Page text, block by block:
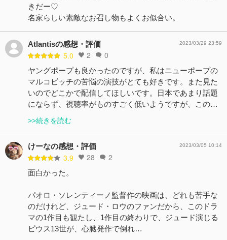
きだー♡
名家らしい素敵なお召し物もよくお似合い。
Atlantisの感想・評価
5.0 2 0
2023/03/29 23:59
ヤングポープも良かったのですが、私はニューポープの
マルコビッチの苦悩の演技がとても好きです。また見た
いのでどこかで配信してほしいです。日本であまり話題
にならず、視聴率がものすごく低いようですが、この…
>>続きを読む
けーなの感想・評価
3.9 28 2
2023/03/05 10:14
面白かった。
パオロ・ソレンティーノ監督作の映画は、どれも苦手な
のだけれど、ジュード・ロウのファンだから、このドラ
マの1作目も観たし、1作目の終わりで、ジュード演じる
ピウス13世が、心臓発作で倒れ…